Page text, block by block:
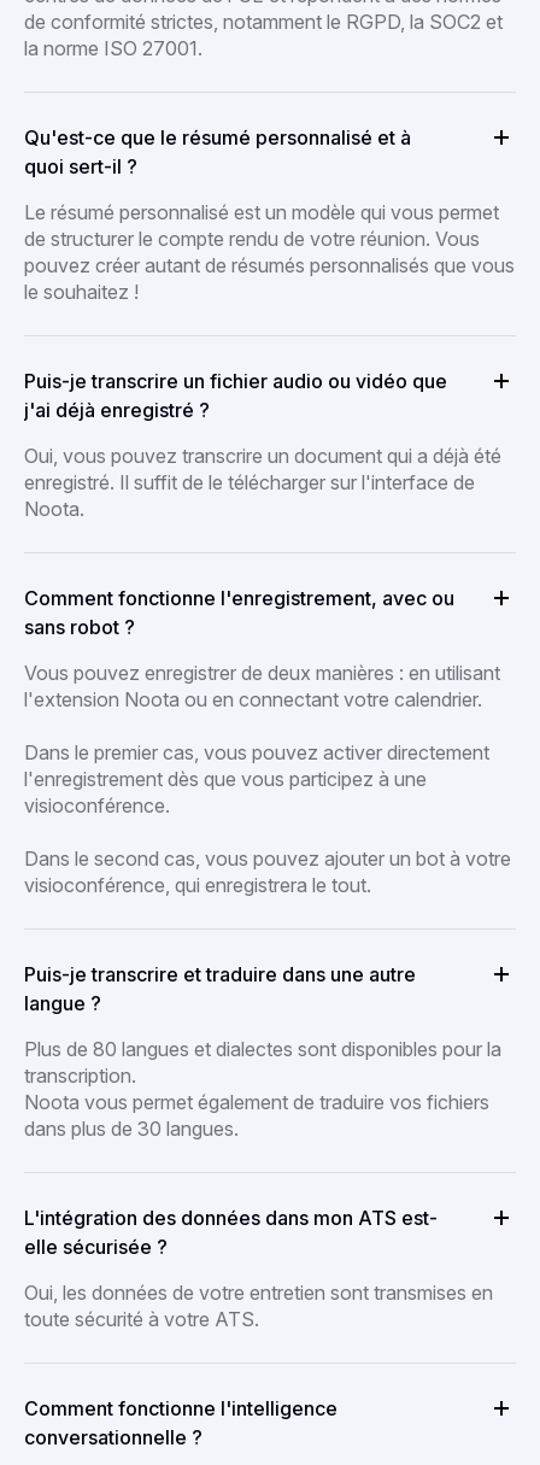
de conformité strictes, notamment le RGPD, la SOC2 et
la norme ISO 27001.
Qu'est-ce que le résumé personnalisé et à
quoi sert-il ?
Le résumé personnalisé est un modèle qui vous permet
de structurer le compte rendu de votre réunion. Vous
pouvez créer autant de résumés personnalisés que vous
le souhaitez !
Puis-je transcrire un fichier audio ou vidéo que
j'ai déjà enregistré ?
Oui, vous pouvez transcrire un document qui a déjà été
enregistré. Il suffit de le télécharger sur l'interface de
Noota.
Comment fonctionne l'enregistrement, avec ou
sans robot ?
Vous pouvez enregistrer de deux manières : en utilisant
l'extension Noota ou en connectant votre calendrier.
Dans le premier cas, vous pouvez activer directement
l'enregistrement dès que vous participez à une
visioconférence.
Dans le second cas, vous pouvez ajouter un bot à votre
visioconférence, qui enregistrera le tout.
Puis-je transcrire et traduire dans une autre
langue ?
Plus de 80 langues et dialectes sont disponibles pour la
transcription.
Noota vous permet également de traduire vos fichiers
dans plus de 30 langues.
L'intégration des données dans mon ATS est-
elle sécurisée ?
Oui, les données de votre entretien sont transmises en
toute sécurité à votre ATS.
Comment fonctionne l'intelligence
conversationnelle ?